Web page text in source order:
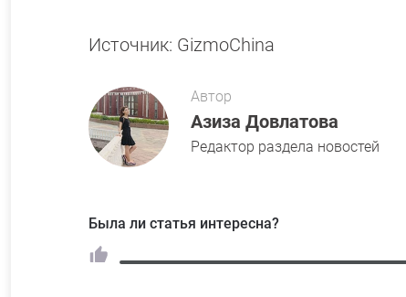
Источник: GizmoChina
Автор
Азиза Довлатова
Редактор раздела новостей
Была ли статья интересна?